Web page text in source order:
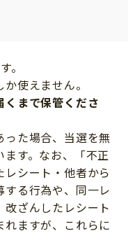
。
使えません。
まで保管くださ
た場合、当選を無
す。なお、「不正
シート・他者から
る行為や、同一レ
ざんしたレシート
ますが、これらに